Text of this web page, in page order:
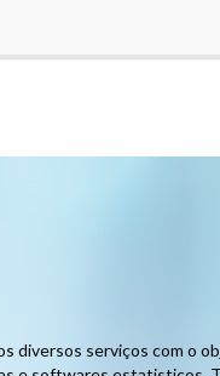
diversos serviços com o